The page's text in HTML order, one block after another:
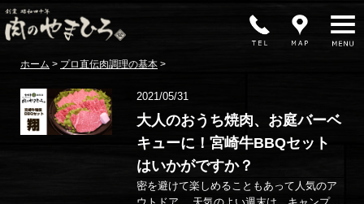
MENU
ホーム > プロ直伝肉調理の基本 >
2021/05/31
大人のおうち焼肉、お庭バーベ
キューに！宮崎牛BBQセット
はいかがですか？
密を避けて楽しめることもあって人気のア